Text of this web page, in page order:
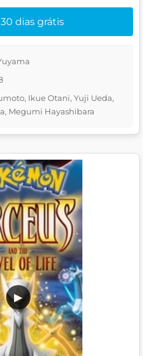
30 dias grátis
Ikue Otani, Yuji Ueda,
Megumi Hayashibara
▶